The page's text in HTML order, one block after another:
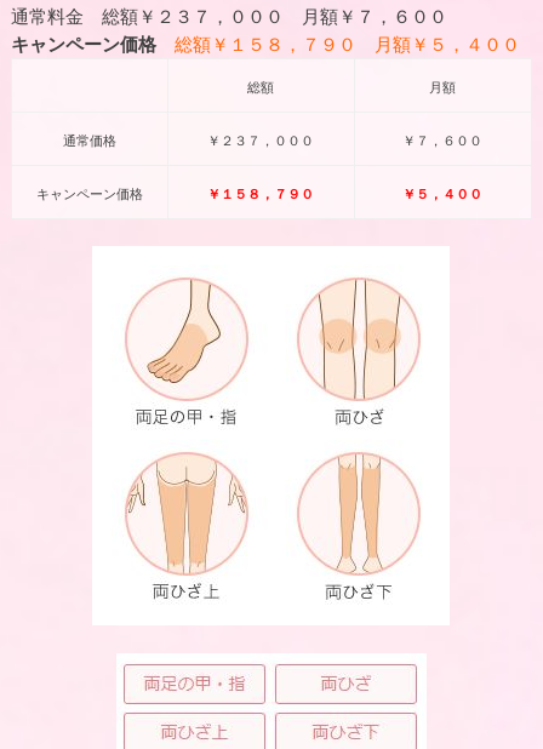
通常料金 総額￥２３７，０００ 月額￥７，６００
キャンペーン価格
総額￥１５８，７９０ 月額￥５，４００
総額 月額
通常価格 ￥２３７，０００ ￥７，６００
キャンペーン価格 ￥１５８，７９０ ￥５，４００